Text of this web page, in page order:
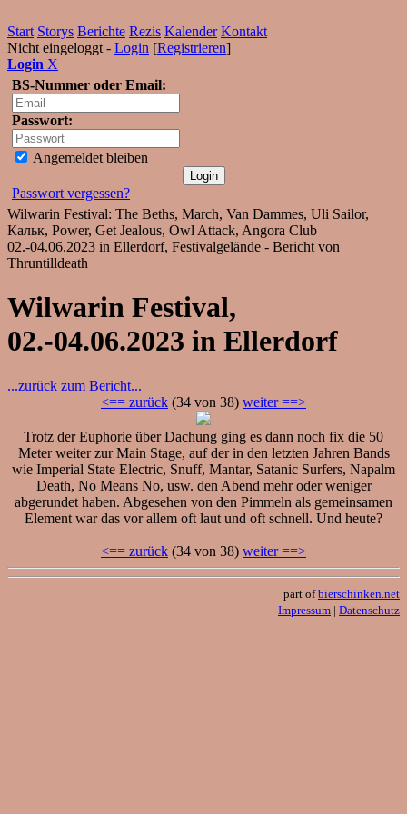
Start Storys Berichte Rezis Kalender Kontakt
Nicht eingeloggt - Login [Registrieren]
Login X
BS-Nummer oder Email:
Passwort:
Angemeldet bleiben
Passwort vergessen?
Wilwarin Festival: The Beths, March, Van Dammes, Uli Sailor,
Кальк, Power, Get Jealous, Owl Attack, Angora Club
02.-04.06.2023 in Ellerdorf, Festivalgelände - Bericht von
Thruntilldeath
Wilwarin Festival,
02.-04.06.2023 in Ellerdorf
...zurück zum Bericht...
<== zurück (34 von 38) weiter ==>
Trotz der Euphorie über Dachung ging es dann noch fix die 50
Meter weiter zur Main Stage, auf der in den letzten Jahren Bands
wie Imperial State Electric, Snuff, Mantar, Satanic Surfers, Napalm
Death, No Means No, usw. den Abend mehr oder weniger
abgerundet haben. Abgesehen von den Pimmeln als gemeinsamen
Element war das vor allem oft laut und oft schnell. Und heute?
<== zurück (34 von 38) weiter ==>
part ofbierschinken.net
Impressum | Datenschutz